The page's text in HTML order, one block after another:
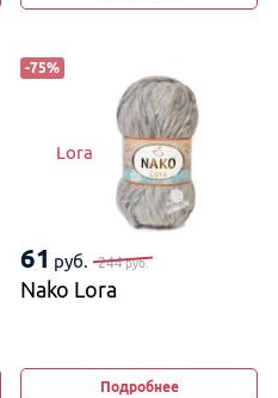
-75%
Lora
61 руб. 244руб.
Nako Lora
Подробнее